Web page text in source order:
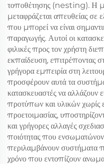
τοποθέτησης (nesting). Η
μεταφράζεται απευθείας σε
που μπορεί να είναι
παραγωγής. Αυτοί οι
φιλικές προς τον χρήστη
εκπαίδευση, επιτρέποντας
γρήγορα εμπειρία στη
προσφέρουν αυτά τα
κατασκευαστές να αλλάζουν
προτύπων και υλικών χωρίς
προετοιμασίας,
και γρήγορες αλλαγές
ποιότητας που
περιλαμβάνουν συστήματα
χρόνο που εντοπίζουν